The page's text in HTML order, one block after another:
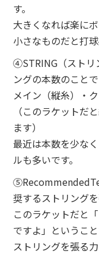
す。
大きくなれば楽に
小さなものだと打
④STRING（ストリ
ングの本数のことで
メイン（縦糸）・
（このラケットだ
ます）
最近は本数を少な
ルも多いです。
奨するストリング
このラケットだと
ですよ」ということ
ストリングを張る